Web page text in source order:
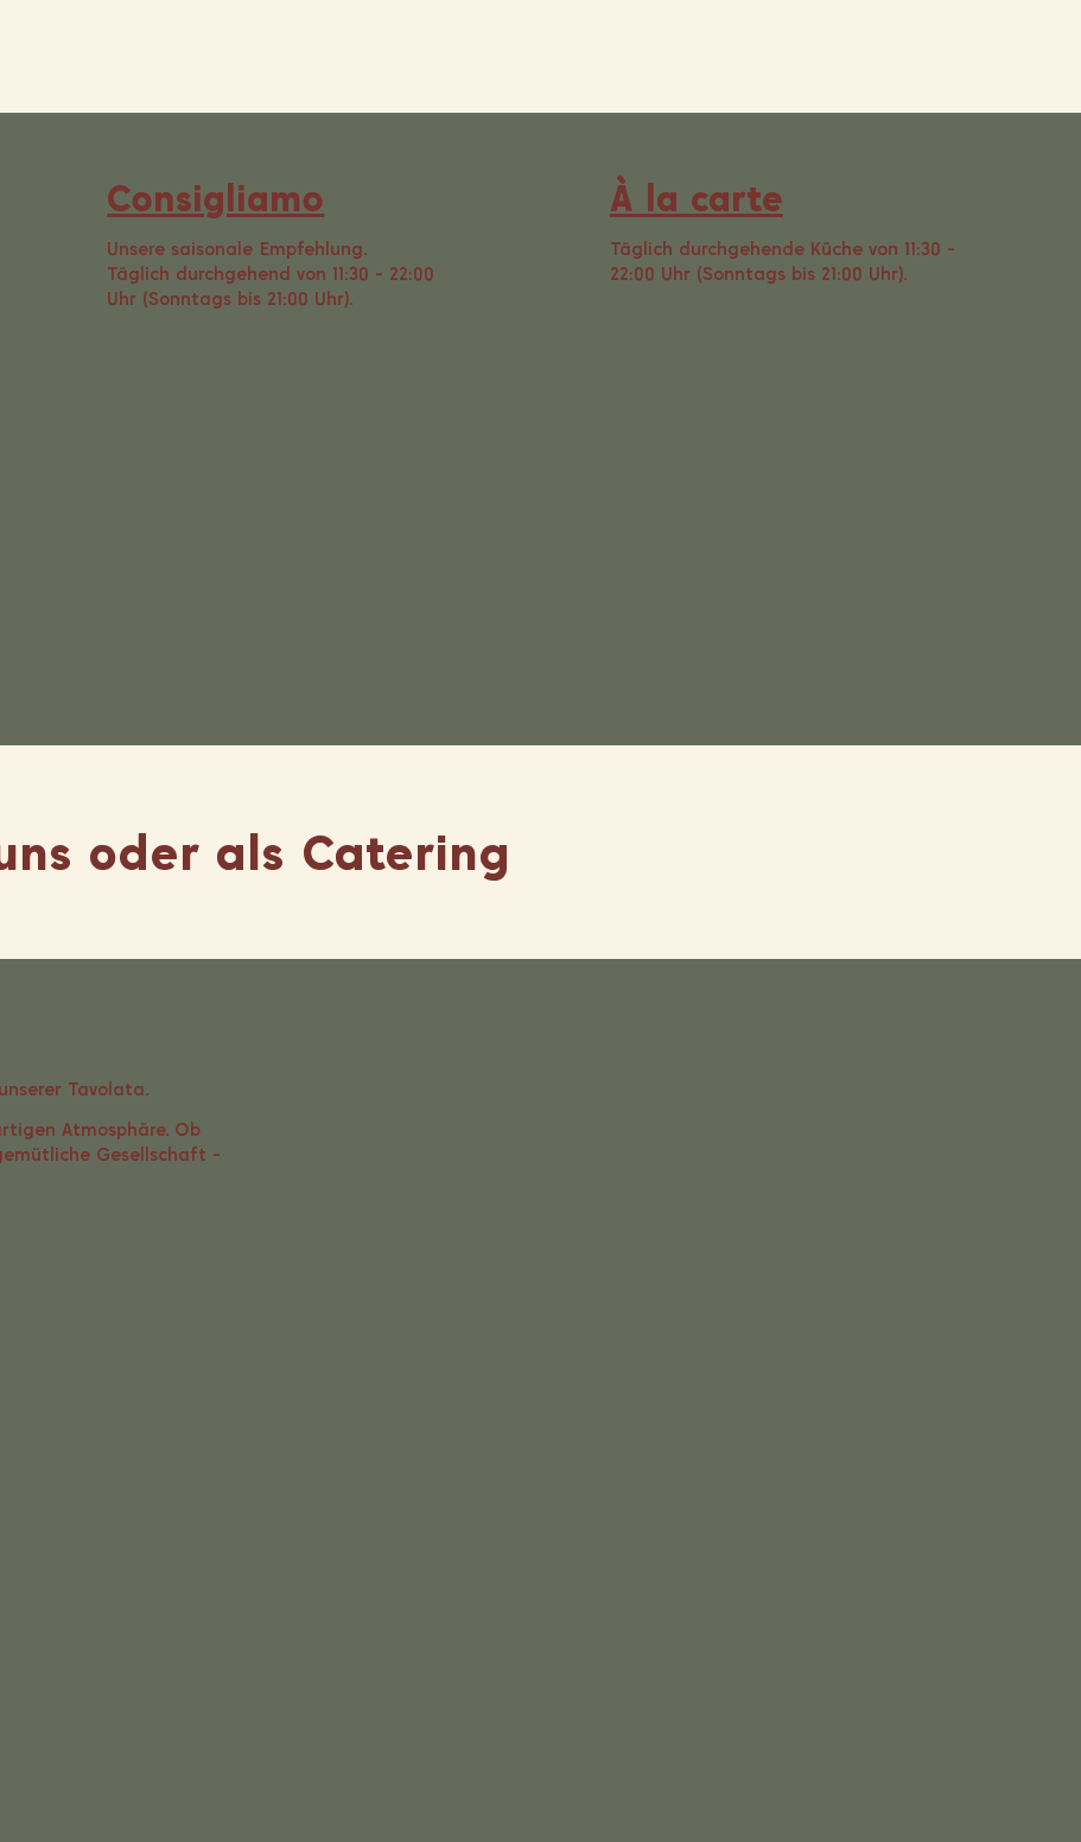
Consigliamo
Unsere saisonale Empfehlung.
Täglich durchgehend von 11:30 - 22:00
Uhr (Sonntags bis 21:00 Uhr).
À la carte
Täglich durchgehende Küche von 11:30 -
22:00 Uhr (Sonntags bis 21:00 Uhr).
oder als Catering
Tavolata.
Atmosphäre. Ob
Gesellschaft -